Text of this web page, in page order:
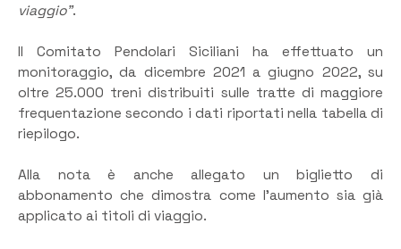
viaggio”.
Il Comitato Pendolari Siciliani ha effettuato un
monitoraggio, da dicembre 2021 a giugno 2022, su
oltre 25.000 treni distribuiti sulle tratte di maggiore
frequentazione secondo i dati riportati nella tabella di
riepilogo.
Alla nota è anche allegato un biglietto di
abbonamento che dimostra come l’aumento sia già
applicato ai titoli di viaggio.